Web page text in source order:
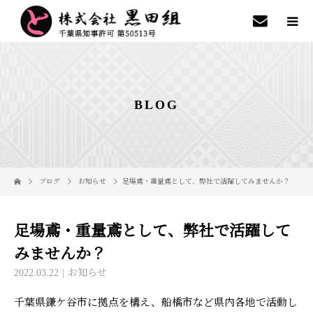
BLOG
ブログ お知らせ 足場鳶・重量鳶として、弊社で活躍してみませんか？
足場鳶・重量鳶として、弊社で活躍して
みませんか？
2022.03.22 お知らせ
千葉県鎌ケ谷市に拠点を構え、船橋市など県内各地で活動し